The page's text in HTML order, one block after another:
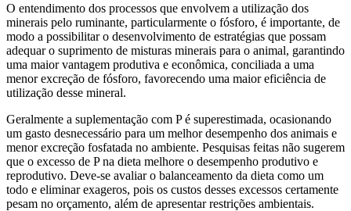
O entendimento dos processos que envolvem a utilização dos
minerais pelo ruminante, particularmente o fósforo, é importante, de
modo a possibilitar o desenvolvimento de estratégias que possam
adequar o suprimento de misturas minerais para o animal, garantindo
uma maior vantagem produtiva e econômica, conciliada a uma
menor excreção de fósforo, favorecendo uma maior eficiência de
utilização desse mineral.
Geralmente a suplementação com P é superestimada, ocasionando
um gasto desnecessário para um melhor desempenho dos animais e
menor excreção fosfatada no ambiente. Pesquisas feitas não sugerem
que o excesso de P na dieta melhore o desempenho produtivo e
reprodutivo. Deve-se avaliar o balanceamento da dieta como um
todo e eliminar exageros, pois os custos desses excessos certamente
pesam no orçamento, além de apresentar restrições ambientais.